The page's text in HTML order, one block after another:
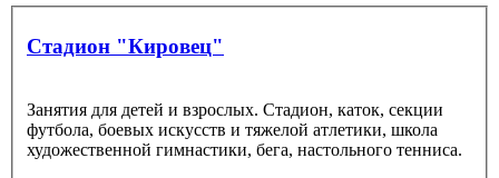
Стадион "Кировец"
Занятия для детей и взрослых. Стадион, каток, секции
футбола, боевых искусств и тяжелой атлетики, школа
художественной гимнастики, бега, настольного тенниса.